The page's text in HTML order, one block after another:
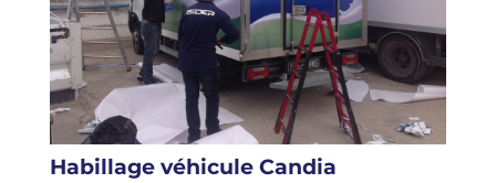
Habillage véhicule Candia